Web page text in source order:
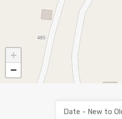
+
−
Date - New to